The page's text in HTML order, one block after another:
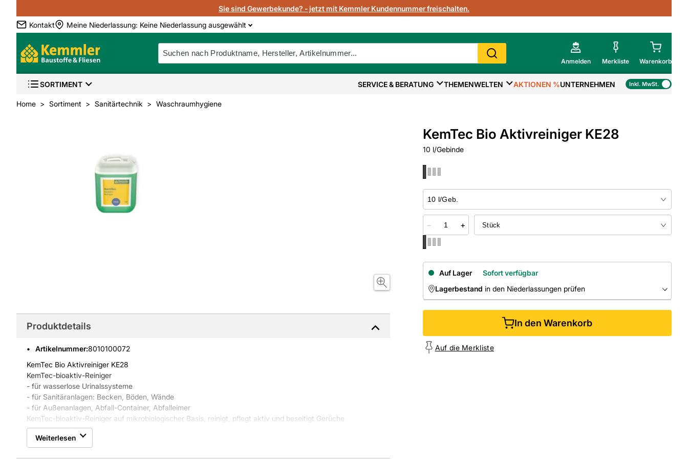
Sie sind Gewerbekunde? - jetzt mit Kemmler Kundennummer freischalten.
Kontakt
Meine Niederlassung: Keine Niederlassung ausgewählt
Anmelden Merkliste Warenkorb
Mein Warenkorb
SORTIMENT SERVICE & BERATUNG THEMENWELTEN AKTIONEN %UNTERNEHMEN Inkl. MwSt.
Home Sortiment Sanitärtechnik Waschraumhygiene
KemTec Bio Aktivreiniger KE28
10 l/Gebinde
− +
Auf Lager
Sofort verfügbar
Lagerbestand in den Niederlassungen prüfen
NIEDERLASSUNGEN
In den Warenkorb
Auf die Merkliste
Produktdetails
Artikelnummer:8010100072
KemTec Bio Aktivreiniger KE28
KemTec-bioaktiv-Reiniger
- für wasserlose Urinalssysteme
- für Sanitäranlagen: Becken, Böden, Wände
- für Außenanlagen, Abfall-Container, Abfalleimer
KemTec-bioaktiv-Reiniger auf mikrobiologischer Basis, reinigt, pflegt aktiv und beseitigt Gerüche
dauerhaft. 1:20 mit Wasser verdünnt zersetzt er auf natürliche Weise Rückstände von Urin und viele
andere organische Verschmutzungen.
Die nützlichen Bakterien entziehen den geruchsbildenden bzw. unerwünschten Keimen die
Weiterlesen